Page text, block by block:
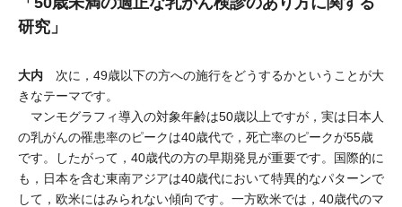
研究」
大内 次に，49歳以下の方への施行をどうするかということが大
きなテーマです。
マンモグラフィ導入の対象年齢は50歳以上ですが，実は日本人
の乳がんの罹患率のピークは40歳代で，死亡率のピークが55歳
です。したがって，40歳代の方の早期発見が重要です。国際的に
も，日本を含む東南アジアは40歳代において特異的なパターンで
して，欧米にはみられない傾向です。一方欧米では，40歳代のマ